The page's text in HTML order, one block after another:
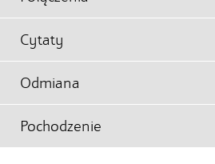
Cytaty
Odmiana
Pochodzenie